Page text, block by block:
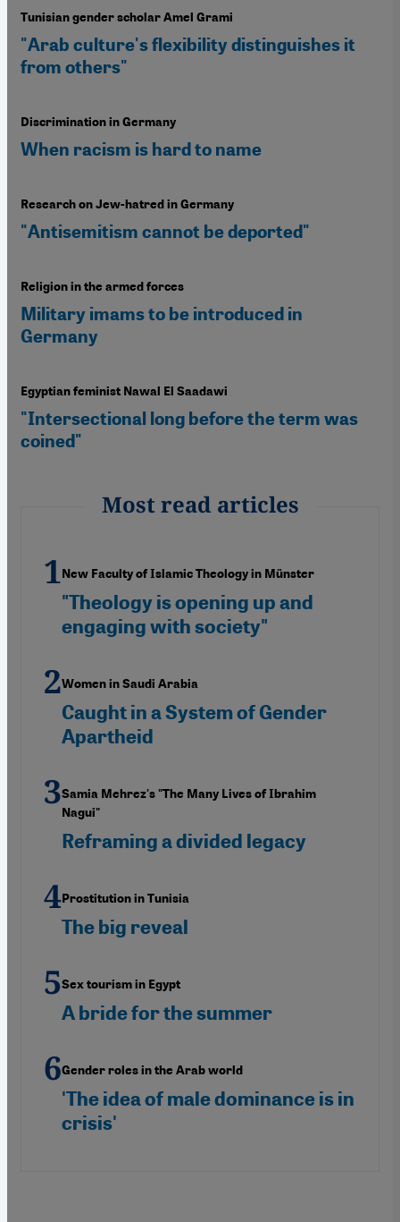
Tunisian gender scholar Amel Grami
"Arab culture's flexibility distinguishes it
from others"
Discrimination in Germany
When racism is hard to name
Research on Jew-hatred in Germany
"Antisemitism cannot be deported"
Religion in the armed forces
Military imams to be introduced in
Germany
Egyptian feminist Nawal El Saadawi
"Intersectional long before the term was
coined"
Most read articles
New Faculty of Islamic Theology in Münster
"Theology is opening up and
engaging with society"
Women in Saudi Arabia
Caught in a System of Gender
Apartheid
Samia Mehrez's "The Many Lives of Ibrahim
Nagui"
Reframing a divided legacy
Prostitution in Tunisia
The big reveal
Sex tourism in Egypt
A bride for the summer
Gender roles in the Arab world
'The idea of male dominance is in
crisis'